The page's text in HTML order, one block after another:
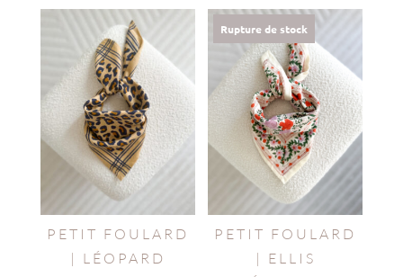
PETIT FOULARD
| LÉOPARD
Rupture de stock
PETIT FOULARD
| ELLIS